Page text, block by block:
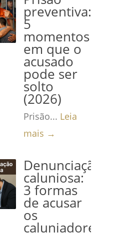
preventiva:
5
momentos
em que o
acusado
pode ser
solto
(2026)
Prisão... Leia
mais →
Denunciação
caluniosa:
3 formas
de acusar
os
caluniadores